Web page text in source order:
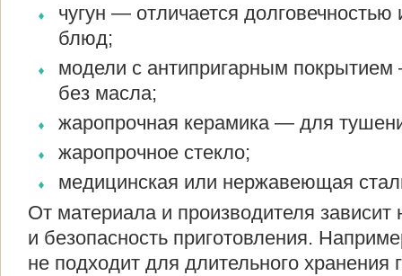
чугун — отличается
блюд;
модели с антипригарным
без масла;
жаропрочная керамика — для
жаропрочное стекло;
медицинская или нержавеющая
От материала и производителя зависит
и безопасность приготовления.
не подходит для длительного хранения